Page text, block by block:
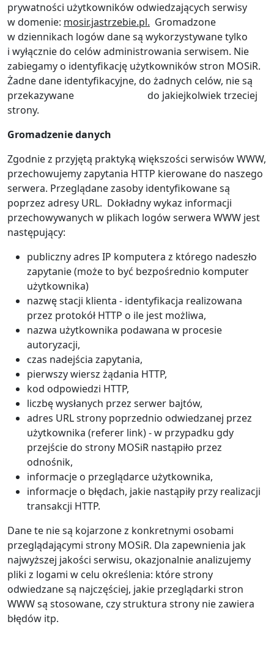
prywatności użytkowników odwiedzających serwisy
w domenie: mosir.jastrzebie.pl. Gromadzone
w dziennikach logów dane są wykorzystywane tylko
i wyłącznie do celów administrowania serwisem. Nie
zabiegamy o identyfikację użytkowników stron MOSiR.
Żadne dane identyfikacyjne, do żadnych celów, nie są
przekazywane do jakiejkolwiek trzeciej
strony.
Gromadzenie danych
Zgodnie z przyjętą praktyką większości serwisów WWW,
przechowujemy zapytania HTTP kierowane do naszego
serwera. Przeglądane zasoby identyfikowane są
poprzez adresy URL. Dokładny wykaz informacji
przechowywanych w plikach logów serwera WWW jest
następujący:
publiczny adres IP komputera z którego nadeszło
zapytanie (może to być bezpośrednio komputer
użytkownika)
nazwę stacji klienta - identyfikacja realizowana
przez protokół HTTP o ile jest możliwa,
nazwa użytkownika podawana w procesie
autoryzacji,
czas nadejścia zapytania,
pierwszy wiersz żądania HTTP,
kod odpowiedzi HTTP,
liczbę wysłanych przez serwer bajtów,
adres URL strony poprzednio odwiedzanej przez
użytkownika (referer link) - w przypadku gdy
przejście do strony MOSiR nastąpiło przez
odnośnik,
informacje o przeglądarce użytkownika,
informacje o błędach, jakie nastąpiły przy realizacji
transakcji HTTP.
Dane te nie są kojarzone z konkretnymi osobami
przeglądającymi strony MOSiR. Dla zapewnienia jak
najwyższej jakości serwisu, okazjonalnie analizujemy
pliki z logami w celu określenia: które strony
odwiedzane są najczęściej, jakie przeglądarki stron
WWW są stosowane, czy struktura strony nie zawiera
błędów itp.